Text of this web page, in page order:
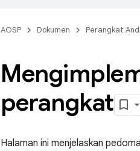
AOSP Dokumen Perangkat
perangkat
Halaman ini menjelaskan